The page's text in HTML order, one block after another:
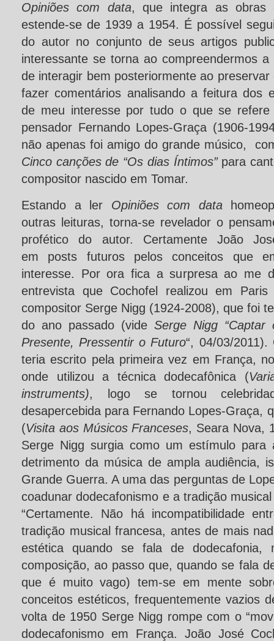
Opiniões com data, que integra as obras
estende-se de 1939 a 1954. É possível
do autor no conjunto de seus artigos
interessante se torna ao compreendermos
de interagir bem posteriormente ao
fazer comentários analisando a feitura dos
de meu interesse por tudo o que se
pensador Fernando Lopes-Graça (1906-
não apenas foi amigo do grande músico,
Cinco canções de “Os dias Íntimos”para
compositor nascido em Tomar.
Estando a ler Opiniões com data
outras leituras, torna-se revelador o
profético do autor. Certamente João
em posts futuros pelos conceitos que
interesse. Por ora fica a surpresa ao me
entrevista que Cochofel realizou em
compositor Serge Nigg (1924-2008), que foi
do ano passado (vide Serge Nigg “Captar
Presente, Pressentir o Futuro“, 04/03/
teria escrito pela primeira vez em França,
onde utilizou a técnica dodecafônica (
instruments), logo se tornou
desapercebida para Fernando Lopes-Graça,
(Visita aos Músicos Franceses, Seara Nova,
Serge Nigg surgia como um estímulo para
detrimento da música de ampla audiência,
Grande Guerra. A uma das perguntas de
coadunar dodecafonismo e a tradição
“Certamente. Não há incompatibilidade
tradição musical francesa, antes de mais
estética quando se fala de
composição, ao passo que, quando se fala
que é muito vago) tem-se em mente
conceitos estéticos, frequentemente vazios
volta de 1950 Serge Nigg rompe com o
dodecafonismo em França. João José